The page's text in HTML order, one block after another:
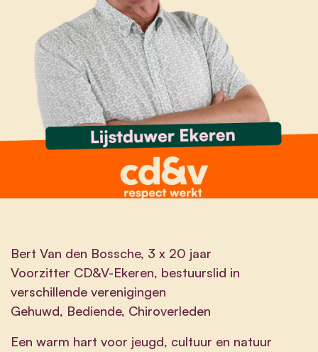
Bert Van den Bossche, 3 x 20 jaar
Voorzitter CD&V-Ekeren, bestuurslid in
verschillende verenigingen
Gehuwd, Bediende, Chiroverleden
Een warm hart voor jeugd, cultuur en natuur